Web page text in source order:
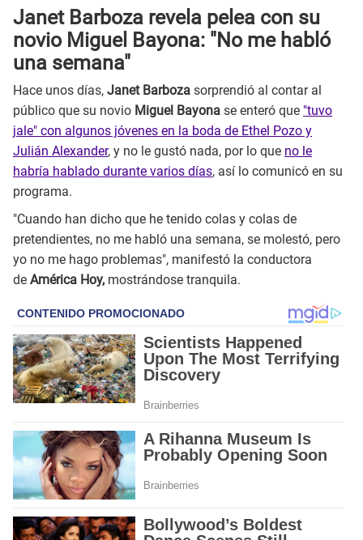
Janet Barboza revela pelea con su
novio Miguel Bayona: "No me habló
una semana"
Hace unos días, Janet Barboza sorprendió al contar al
público que su novio Miguel Bayona se enteró que "tuvo
jale" con algunos jóvenes en la boda de Ethel Pozo y
Julián Alexander, y no le gustó nada, por lo que no le
habría hablado durante varios días, así lo comunicó en su
programa.
"Cuando han dicho que he tenido colas y colas de
pretendientes, no me habló una semana, se molestó, pero
yo no me hago problemas", manifestó la conductora
de América Hoy, mostrándose tranquila.